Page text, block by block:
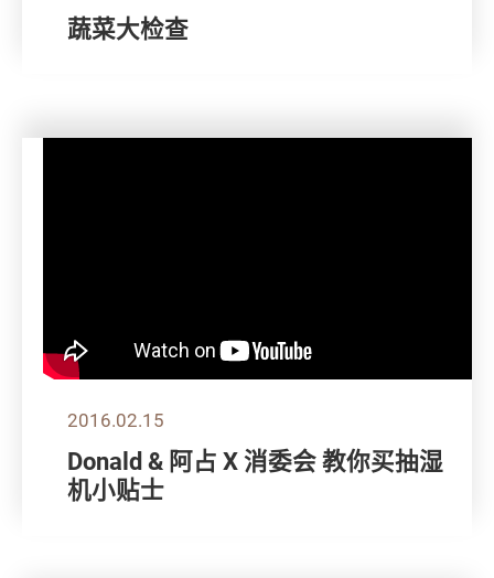
蔬菜大检查
2016.02.15
Donald & 阿占 X 消委会 教你买抽湿
机小贴士